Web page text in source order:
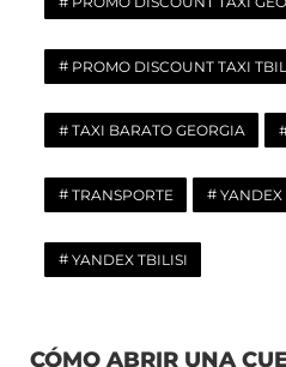
PROMO DISCOUNT TAXI
TAXI BARATO GEORGIA
TRANSPORTE YANDEX
YANDEX TBILISI
CÓMO ABRIR UNA